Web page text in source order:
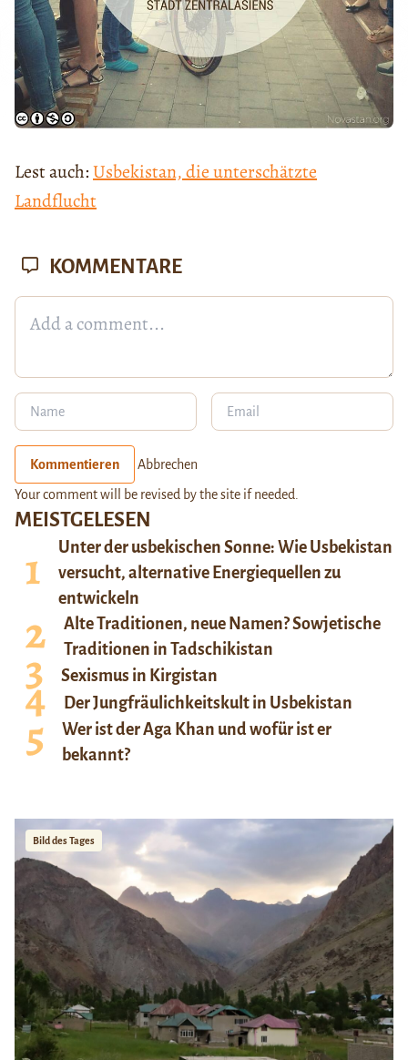
Lest auch:Usbekistan, die unterschätzte
Landflucht
MEISTGELESEN
Unter der usbekischen Sonne: Wie Usbekistan
versucht, alternative Energiequellen zu
entwickeln
Alte Traditionen, neue Namen? Sowjetische
Traditionen in Tadschikistan
Sexismus in Kirgistan
Der Jungfräulichkeitskult in Usbekistan
Wer ist der Aga Khan und wofür ist er
bekannt?
Bild des Tages
KOMMENTARE
Kommentieren Abbrechen
Your comment will be revised by the site if needed.